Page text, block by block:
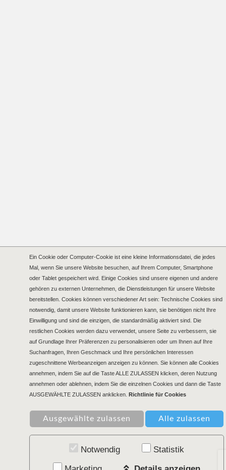
Ein Cookie oder Computer-Cookie ist eine kleine Informationsdatei, die jedes
Mal, wenn Sie unsere Website besuchen, auf Ihrem Computer, Smartphone
oder Tablet gespeichert wird. Einige Cookies sind unsere eigenen und andere
gehören zu externen Unternehmen, die Dienstleistungen für unsere Website
bereitstellen. Cookies können verschiedener Art sein: Technische Cookies sind
notwendig, damit unsere Website funktionieren kann, sie benötigen nicht Ihre
Einwilligung und sind die einzigen, die standardmäßig aktiviert sind. Die
restlichen Cookies werden dazu verwendet, unsere Seite zu verbessern, sie
auf Grundlage Ihrer Präferenzen zu personalisieren oder um Ihnen auf Ihre
Suchanfragen, Ihren Geschmack und Ihre persönlichen Interessen
zugeschnittene Werbeanzeigen anzeigen zu können. Sie können alle Cookies
annehmen, indem Sie auf die Taste ALLE ZULASSEN klicken, deren Nutzung
annehmen oder ablehnen, indem Sie die einzelnen Cookies und dann die Taste
AUSGEWÄHLTE ZULASSEN anklicken.Richtlinie für Cookies
Notwendig
Statistik